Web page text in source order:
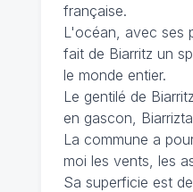
française.
L'océan, avec ses
fait de Biarritz un
le monde entier.
Le gentilé de
en gascon,
La commune a
moi les vents, les
Sa superficie est